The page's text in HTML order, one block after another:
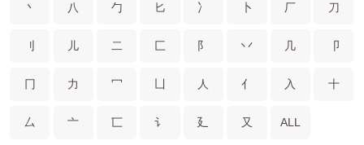
丶 八 勹 匕 冫 卜 厂 刀
刂 儿 二 匚 阝 丷 几 卩
冂 力 冖 人 亻 入 十
厶 亠 匸 讠 廴 又 ALL